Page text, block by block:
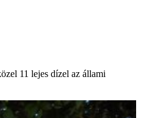
11 lejes dízel az állami